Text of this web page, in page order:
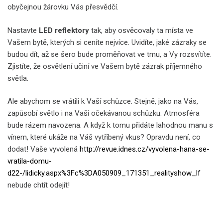
obyčejnou žárovku Vás přesvědčí.
Nastavte LED reflektory tak, aby osvěcovaly ta místa ve
Vašem bytě, kterých si ceníte nejvíce. Uvidíte, jaké zázraky se
budou dít, až se šero bude proměňovat ve tmu, a Vy rozsvítíte.
Zjistíte, že osvětlení učiní ve Vašem bytě zázrak příjemného
světla.
Ale abychom se vrátili k Vaší schůzce. Stejně, jako na Vás,
zapůsobí světlo i na Vaši očekávanou schůzku. Atmosféra
bude rázem navozena. A když k tomu přidáte lahodnou manu s
vínem, které ukáže na Váš vytříbený vkus? Opravdu není, co
dodat! Vaše vyvolená http://revue.idnes.cz/vyvolena-hana-se-
vratila-domu-
d22-/lidicky.aspx%3Fc%3DA050909_171351_realityshow_lf
nebude chtít odejít!